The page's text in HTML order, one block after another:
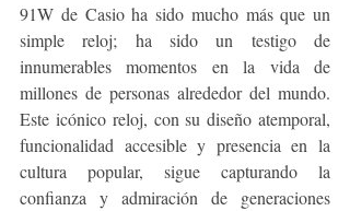
91W de Casio ha sido mucho más que un
simple reloj; ha sido un testigo de
innumerables momentos en la vida de
millones de personas alrededor del mundo.
Este icónico reloj, con su diseño atemporal,
funcionalidad accesible y presencia en la
cultura popular, sigue capturando la
confianza y admiración de generaciones